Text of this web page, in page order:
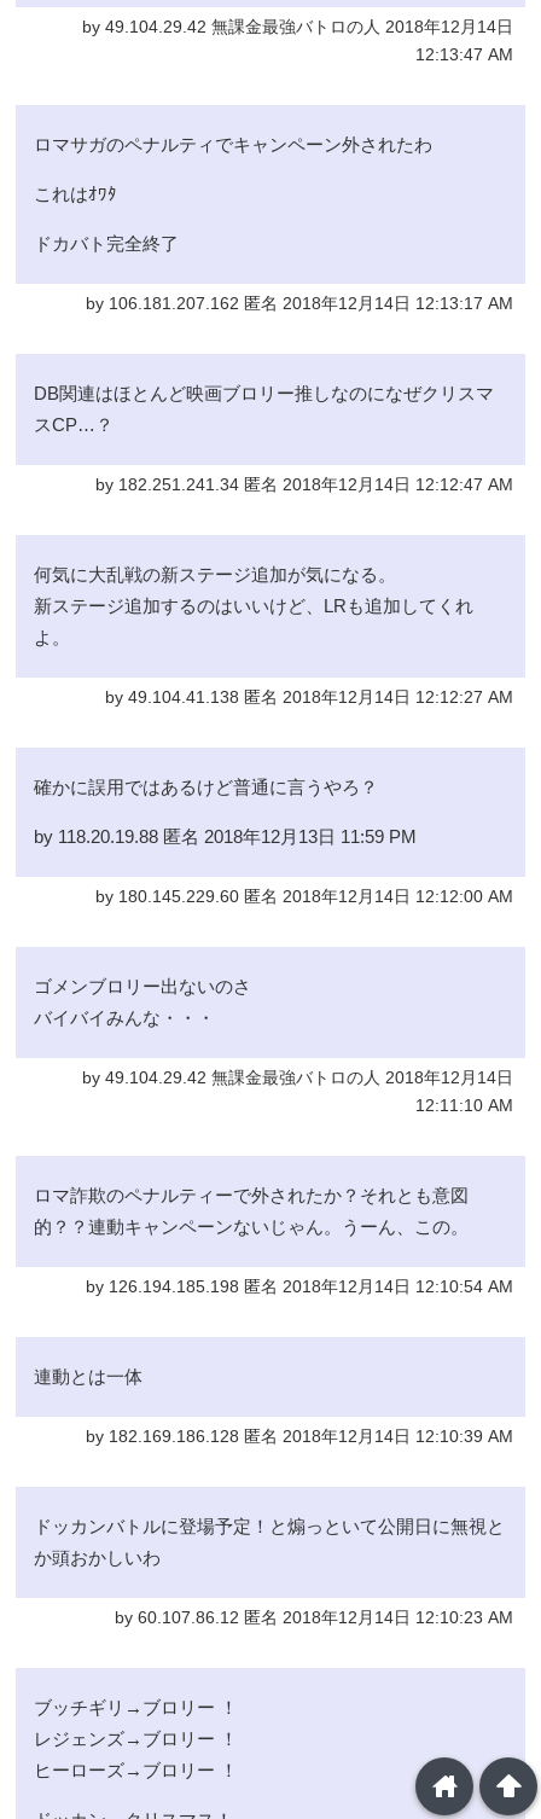
by 49.104.29.42 無課金最強バトロの人 2018年12月14日
12:13:47 AM
ロマサガのペナルティでキャンペーン外されたわ
これはｵﾜﾀ
ドカバト完全終了
by 106.181.207.162 匿名 2018年12月14日 12:13:17 AM
DB関連はほとんど映画ブロリー推しなのになぜクリスマ
スCP…？
by 182.251.241.34 匿名 2018年12月14日 12:12:47 AM
何気に大乱戦の新ステージ追加が気になる。
新ステージ追加するのはいいけど、LRも追加してくれ
よ。
by 49.104.41.138 匿名 2018年12月14日 12:12:27 AM
確かに誤用ではあるけど普通に言うやろ？
by 118.20.19.88 匿名 2018年12月13日 11:59 PM
by 180.145.229.60 匿名 2018年12月14日 12:12:00 AM
ゴメンブロリー出ないのさ
バイバイみんな・・・
by 49.104.29.42 無課金最強バトロの人 2018年12月14日
12:11:10 AM
ロマ詐欺のペナルティーで外されたか？それとも意図
的？？連動キャンペーンないじゃん。うーん、この。
by 126.194.185.198 匿名 2018年12月14日 12:10:54 AM
連動とは一体
by 182.169.186.128 匿名 2018年12月14日 12:10:39 AM
ドッカンバトルに登場予定！と煽っといて公開日に無視と
か頭おかしいわ
by 60.107.86.12 匿名 2018年12月14日 12:10:23 AM
ブッチギリ→ブロリー ！
レジェンズ→ブロリー ！
ヒーローズ→ブロリー ！
arrowup
home